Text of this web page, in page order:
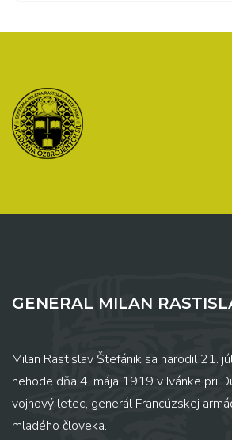
GENERAL MILAN
Milan Rastislav Štefánik sa narodil 21.
nehode dňa 4. mája 1919 v Ivánke pri
vojnový letec, generál Francúzskej
mladého človeka.